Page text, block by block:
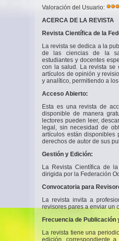
Valoración del Usuario:
ACERCA DE LA REVISTA
Revista Científica de la
La revista se dedica a la
de las ciencias de la
estudiantes y docentes
con la salud. La revista se
artículos de opinión y
y analítico, permitiendo a
Acceso Abierto:
Esta es una revista de
disponible de manera
lectores pueden leer,
legal, sin necesidad de
artículos están disponibles
derechos de autor de sus
Gestión y Edición:
La Revista Científica de
dirigida por la Federación
Convocatoria para
La revista invita a
revisores pares a enviar
Frecuencia de Publicación
La revista tiene una
edición, correspondiente